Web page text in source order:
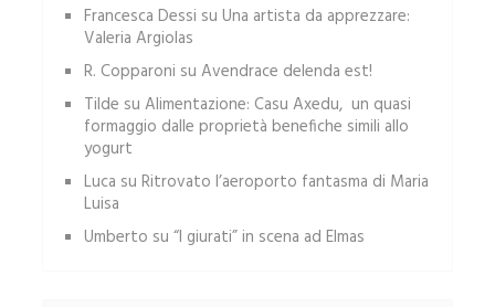
Francesca Dessi su Una artista da apprezzare:
Valeria Argiolas
R. Copparoni su Avendrace delenda est!
Tilde su Alimentazione: Casu Axedu, un quasi
formaggio dalle proprietà benefiche simili allo
yogurt
Luca su Ritrovato l’aeroporto fantasma di Maria
Luisa
Umberto su “I giurati” in scena ad Elmas